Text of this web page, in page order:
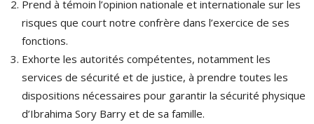
Prend à témoin l’opinion nationale et internationale sur les
risques que court notre confrère dans l’exercice de ses
fonctions.
Exhorte les autorités compétentes, notamment les
services de sécurité et de justice, à prendre toutes les
dispositions nécessaires pour garantir la sécurité physique
d’Ibrahima Sory Barry et de sa famille.